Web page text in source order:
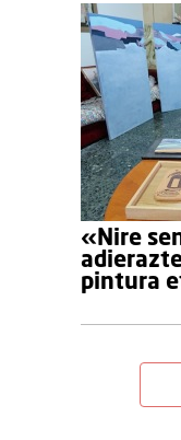
«Nire
pintura